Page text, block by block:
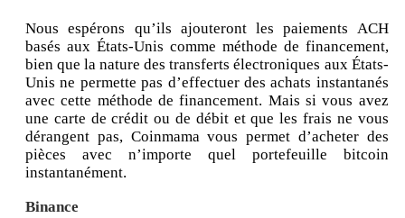
Nous espérons qu’ils ajouteront les paiements ACH
basés aux États-Unis comme méthode de financement,
bien que la nature des transferts électroniques aux États-
Unis ne permette pas d’effectuer des achats instantanés
avec cette méthode de financement. Mais si vous avez
une carte de crédit ou de débit et que les frais ne vous
dérangent pas, Coinmama vous permet d’acheter des
pièces avec n’importe quel portefeuille bitcoin
instantanément.
Binance